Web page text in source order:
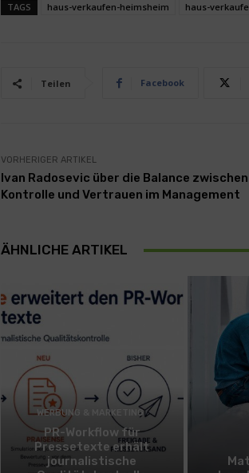
TAGS haus-verkaufen-heimsheim haus-
Teilen Facebook
VORHERIGER ARTIKEL
Ivan Radosevic über die Balance zwischen
Kontrolle und Vertrauen im Management
ÄHNLICHE ARTIKEL
WERBUNG & MARKETING
PR-Workflow für
Pressetexte erhält
journalistische